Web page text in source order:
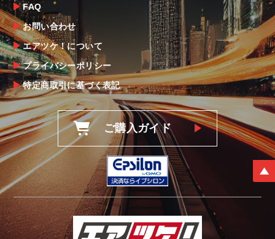
後5日以内にご連絡をお願いします。
なお、塗装・加工・装着後の交換や返品は、
理由を問わず一切お受けできません。
商品の不具合や状況は写真等をお願いする場
合もございますので、ご協力をお願いしま
す。
明らかに当社またはメーカーに瑕疵が認めら
れる場合（商品誤発送・初期不良・運送破損
等）につきましては、
当社よりメーカー・運送会社へ状況報告・確
認の上、同等品・代替品への交換対応の手配
をさせて頂きます。
尚、やむを得ず同等品・代替品をご用意出来
ない場合はご返金とさせて頂きます。
お客様のお支払い方法に関わらず、ご返金は
FAQ
お問い合わせ
エアツケ！について
プライバシーポリシー
特定商取引に基づく表記
ご購入ガイド